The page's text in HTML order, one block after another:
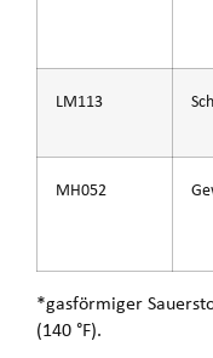
LM113
MH052
*gasförmiger
(140 °F).